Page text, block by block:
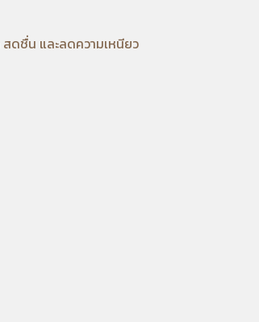
ดชื่น และลดความเหนียว